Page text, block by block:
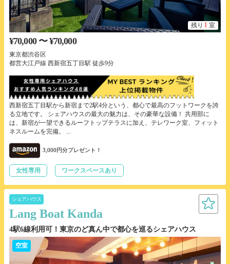
残り 1 室
¥70,000 〜 ¥70,000
東京都渋谷区
都営大江戸線 西新宿五丁目駅 徒歩9分
西新宿五丁目駅から新宿まで2駅4分という、都心で最高のフットワークを誇
る立地です。 シェアハウスの最大の魅力は、その豪華な設備！ 共用部に
は、新宿が一望できるルーフトップテラスに加え、テレワーク室、フィット
ネスルームを完備。 ...
3,000円分プレゼント！
女性専用 ワークスペースあり
シェアハウス
Lang Boat Kanda
4駅6線利用可！東京のど真ん中で都心を巡るシェアハウス
空室